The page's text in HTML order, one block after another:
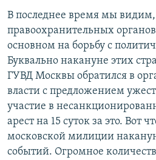
В последнее время мы видим,
правоохранительных
основном на борьбу с
Буквально накануне этих
ГУВД Москвы обратился в
власти с предложением
участие в
арест на 15 суток за это. Вот
московской милиции
событий. Огромное